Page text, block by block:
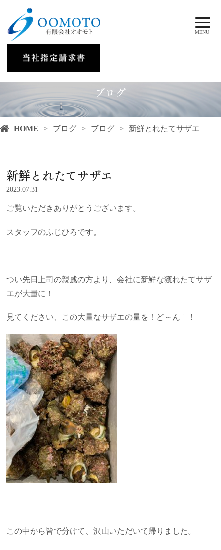
MENU
ブログ
HOME ブログ ブログ 新鮮とれたてサザエ
新鮮とれたてサザエ
2023.07.31
ご覧いただきありがとうございます。
スタッフのふじひろです。
つい先日上司の親戚の方より、会社に新鮮な獲れたてサザ
エが大量に！
見てください、この大量なサザエの量を！ど～ん！！
この中から皆で分けて、沢山いただいて帰りました。